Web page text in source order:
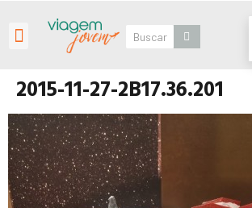
2015-11-27-2B17.36.201